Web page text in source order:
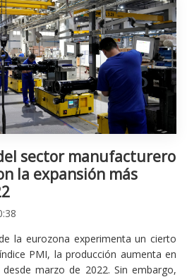
sector manufacturero
la expansión más
la eurozona experimenta un cierto
PMI, la producción aumenta en
marzo de 2022. Sin embargo,